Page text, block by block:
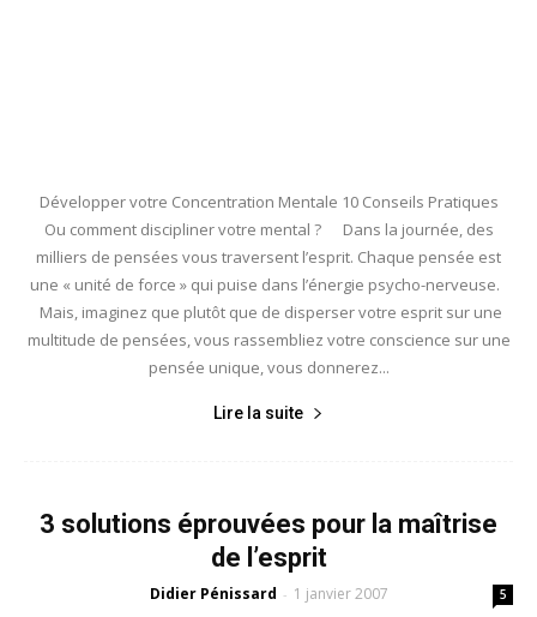
Développer votre Concentration Mentale 10 Conseils Pratiques
Ou comment discipliner votre mental ? Dans la journée, des
milliers de pensées vous traversent l’esprit. Chaque pensée est
une « unité de force » qui puise dans l’énergie psycho-nerveuse.
Mais, imaginez que plutôt que de disperser votre esprit sur une
multitude de pensées, vous rassembliez votre conscience sur une
pensée unique, vous donnerez...
Lire la suite
3 solutions éprouvées pour la maîtrise
de l’esprit
Didier Pénissard - 1 janvier 2007 5